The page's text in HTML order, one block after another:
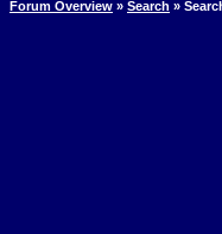
Forum Overview » Search »